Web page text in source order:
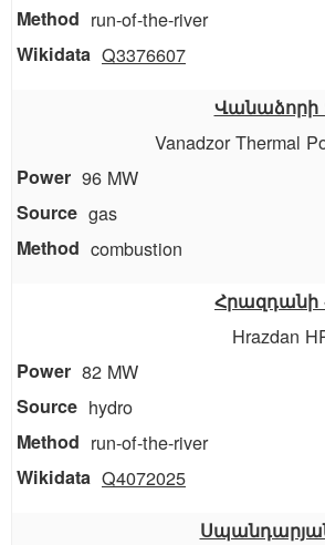
run-of-the-river
Q3376607
Վանաձորի
Vanadzor Thermal
96 MW
gas
combustion
Հրազդանի
Hrazdan
82 MW
hydro
run-of-the-river
Q4072025